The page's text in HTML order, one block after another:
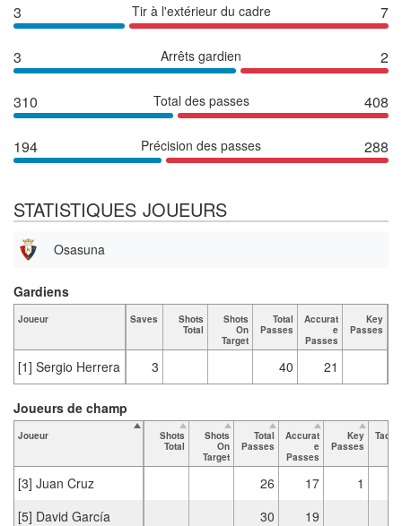
3 Tir à l'extérieur du cadre 7
3 Arrêts gardien 2
310 Total des passes 408
194 Précision des passes 288
STATISTIQUES JOUEURS
Osasuna
Joueur Saves
Shots
Total
Shots
On
Target
Total
Passes
Accurat
e
Passes
Key
Passes
[1] Sergio Herrera 3 40 21
Gardiens
Joueur
Shots
Total
Shots
On
Target
Total
Passes
Accurat
e
Passes
Key
Passes
[3] Juan Cruz 26 17
1
[5] David García
30
19
Joueurs de champ